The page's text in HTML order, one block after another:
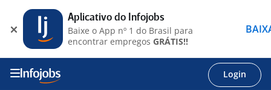
Login
Aplicativo do Infojobs
Baixe o App nº 1 do Brasil para
encontrar empregos GRÁTIS!!